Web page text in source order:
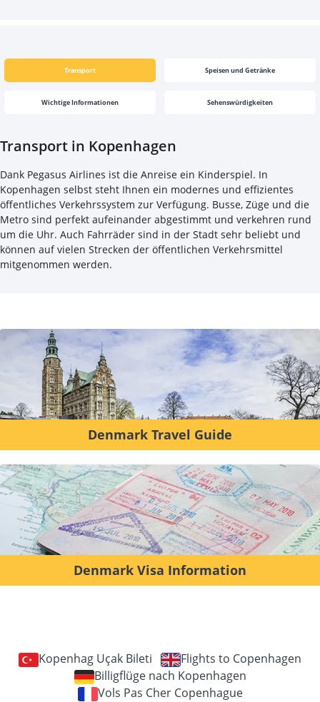
Transport Speisen und Getränke
Wichtige Informationen Sehenswürdigkeiten
Transport in Kopenhagen
Dank Pegasus Airlines ist die Anreise ein Kinderspiel. In
Kopenhagen selbst steht Ihnen ein modernes und effizientes
öffentliches Verkehrssystem zur Verfügung. Busse, Züge und die
Metro sind perfekt aufeinander abgestimmt und verkehren rund
um die Uhr. Auch Fahrräder sind in der Stadt sehr beliebt und
können auf vielen Strecken der öffentlichen Verkehrsmittel
mitgenommen werden.
Denmark Travel Guide
Denmark Visa Information
Kopenhag Uçak Bileti
Flights to Copenhagen
Billigflüge nach Kopenhagen
Vols Pas Cher Copenhague